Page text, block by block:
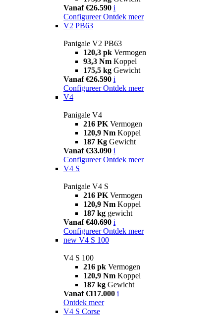
Vanaf €26.590 i
Configureer Ontdek meer
V2 PB63
Panigale V2 PB63
120,3 pk Vermogen
93,3 Nm Koppel
175,5 kg Gewicht
Vanaf €26.590 i
Configureer Ontdek meer
V4
Panigale V4
216 PK Vermogen
120,9 Nm Koppel
187 Kg Gewicht
Vanaf €33.090 i
Configureer Ontdek meer
V4 S
Panigale V4 S
216 PK Vermogen
120,9 Nm Koppel
187 kg gewicht
Vanaf €40.690 i
Configureer Ontdek meer
new V4 S 100
V4 S 100
216 pk Vermogen
120,9 Nm Koppel
187 kg Gewicht
Vanaf €117.000 i
Ontdek meer
V4 S Corse